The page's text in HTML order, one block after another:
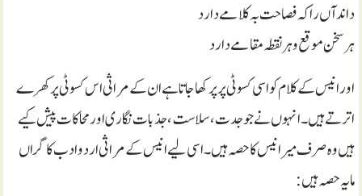
داند آں را کہ فصاحت بہ کلامے دارد
ہر سخن موقع و ہر نقطہ مقامے دارد
اور انیس کے کلام کو اسی کسوٹی پر پرکھا جاتا ہے ان کے مراثی اس کسوٹی پر کھرے
اترتے ہیں۔ انہوں نے جو جدت، سلاست، جذبات نگاری اور محاکات پیش کیے
ہیں وہ صرف میر انیس کا حصہ ہیں۔ اسی لیے انیس کے مراثی اردو ادب کا گراں
مایہ حصہ ہیں: